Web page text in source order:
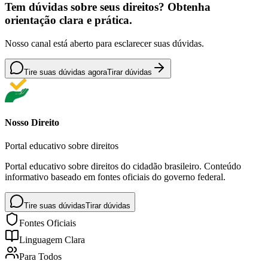
Tem dúvidas sobre seus direitos? Obtenha
orientação clara e prática.
Nosso canal está aberto para esclarecer suas dúvidas.
Tire suas dúvidas agoraTirar dúvidas
Nosso Direito
Portal educativo sobre direitos
Portal educativo sobre direitos do cidadão brasileiro. Conteúdo
informativo baseado em fontes oficiais do governo federal.
Tire suas dúvidasTirar dúvidas
Fontes Oficiais
Linguagem Clara
Para Todos